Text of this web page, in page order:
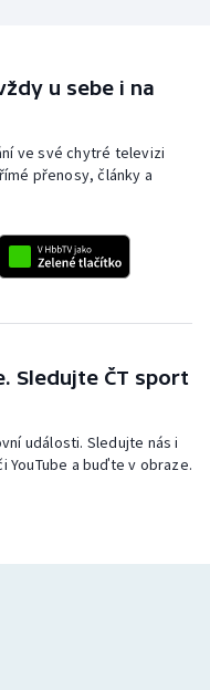
u sebe i na
ve své chytré televizi
přenosy, články a
Sledujte ČT sport
události. Sledujte nás i
YouTube a buďte v obraze.